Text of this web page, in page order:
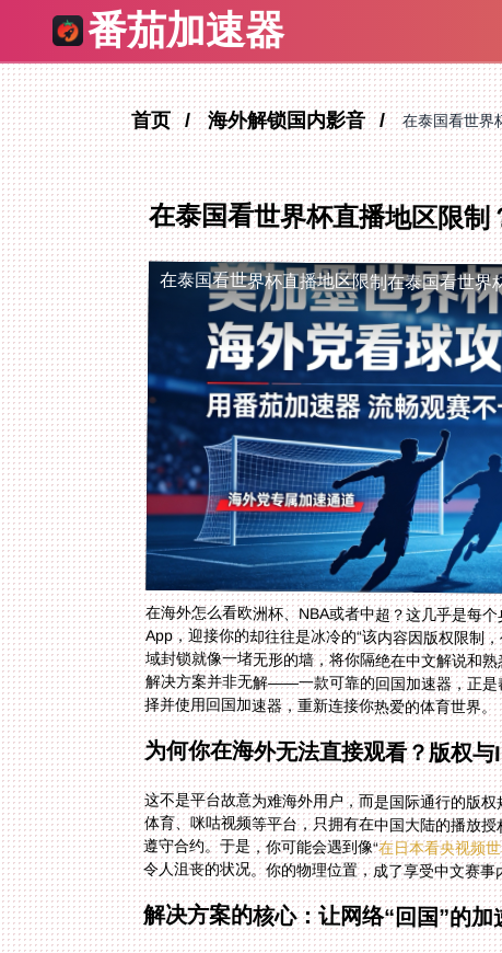
番茄加速器
首页 海外解锁国内影音 在泰国看世界
在泰国看世界杯直播地区限
在泰国看世界杯直播地区限制在泰国看世界
在海外怎么看欧洲杯、NBA或者中超？这几乎是每
App，迎接你的却往往是冰冷的“该内容因版权限制
域封锁就像一堵无形的墙，将你隔绝在中文解说和
解决方案并非无解——一款可靠的回国加速器，正是
择并使用回国加速器，重新连接你热爱的体育世界。
为何你在海外无法直接观看？版权
这不是平台故意为难海外用户，而是国际通行的版
体育、咪咕视频等平台，只拥有在中国大陆的播放
遵守合约。于是，你可能会遇到像“在日本看央视频
令人沮丧的状况。你的物理位置，成了享受中文赛事
解决方案的核心：让网络“回国”的加